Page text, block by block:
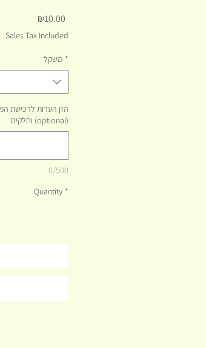
₪10.00
Sales Tax Included
משקל *
וחלקים (optional)
0/500
Quantity *